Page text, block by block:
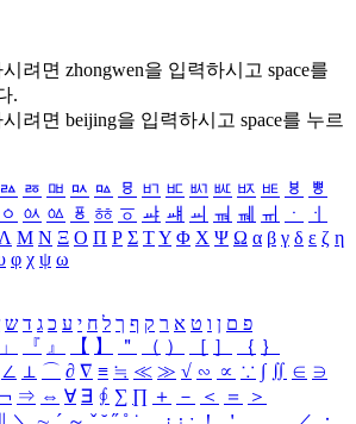
려면 zhongwen을 입력하시고 space를
.
려면 beijing을 입력하시고 space를 누르
ㅬ ㅭ ㅮ ㅯ ㅰ ㅱ ㅲ ㅳ ㅴ ㅵ ㅶ ㅷ ㅸ
ㅹ
ㆁ ㆂ ㆃ ㆄ ㆅ ㆆ ㆇ ㆈ ㆉ ㆊ ㆋ ㆌ ㆍ
ㆎ
Μ Ν Ξ Ο Π Ρ Σ ΤΥ Φ Χ Ψ Ω α β γ δ ε ζ η
φ χ ψ ω
פ ם ן ו ט א ר ק ף ך ל ח י ע כ ג ד ש
」 『 』 【 】 ＂ （ ） ［ ］ ｛ ｝
∠ ⊥ ⌒ ∂ ∇ ≡ ≒ ≪ ≫ √ ∽ ∝ ∵ ∫ ∬ ∈ ∋
⇒ ⇔ ∀ ∃ ∮ ∑ ∏ ＋ － ＜ ＝
＞